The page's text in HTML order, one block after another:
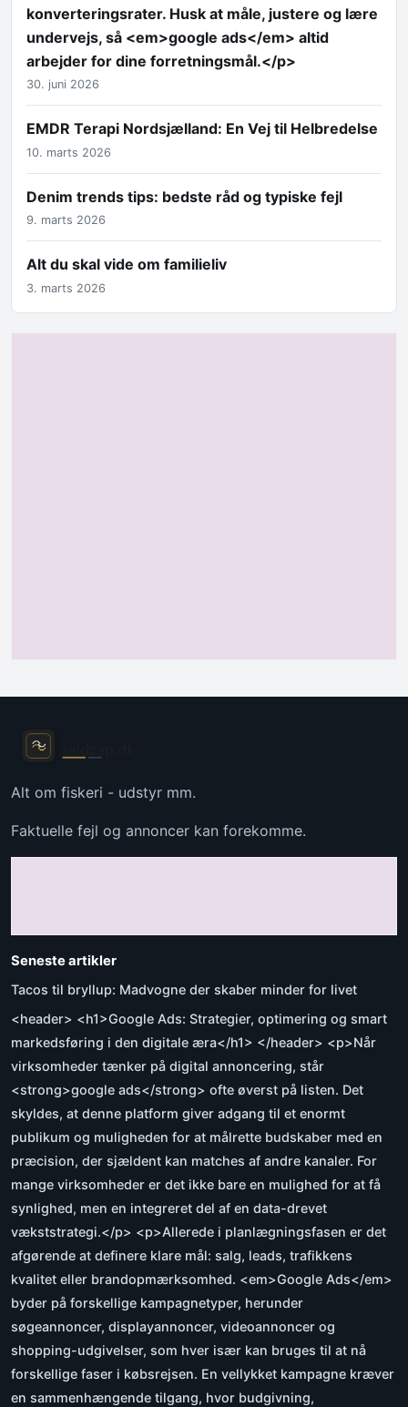
konverteringsrater. Husk at måle, justere og lære
undervejs, så <em>google ads</em> altid
arbejder for dine forretningsmål.</p>
30. juni 2026
EMDR Terapi Nordsjælland: En Vej til Helbredelse
10. marts 2026
Denim trends tips: bedste råd og typiske fejl
9. marts 2026
Alt du skal vide om familieliv
3. marts 2026
Alt om fiskeri - udstyr mm.
Faktuelle fejl og annoncer kan forekomme.
Seneste artikler
Tacos til bryllup: Madvogne der skaber minder for livet
<header> <h1>Google Ads: Strategier, optimering og smart
markedsføring i den digitale æra</h1> </header> <p>Når
virksomheder tænker på digital annoncering, står
<strong>google ads</strong> ofte øverst på listen. Det
skyldes, at denne platform giver adgang til et enormt
publikum og muligheden for at målrette budskaber med en
præcision, der sjældent kan matches af andre kanaler. For
mange virksomheder er det ikke bare en mulighed for at få
synlighed, men en integreret del af en data-drevet
vækststrategi.</p> <p>Allerede i planlægningsfasen er det
afgørende at definere klare mål: salg, leads, trafikkens
kvalitet eller brandopmærksomhed. <em>Google Ads</em>
byder på forskellige kampagnetyper, herunder
søgeannoncer, displayannoncer, videoannoncer og
shopping-udgivelser, som hver især kan bruges til at nå
forskellige faser i købsrejsen. En vellykket kampagne kræver
en sammenhængende tilgang, hvor budgivning,